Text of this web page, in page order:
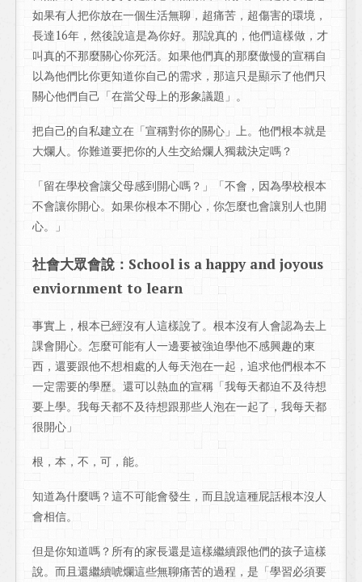
如果有人把你放在一個生活無聊，超痛苦，超傷害的環境，
長達16年，然後說這是為你好。那說真的，他們這樣做，才
叫真的不那麼關心你死活。如果他們真的那麼傲慢的宣稱自
以為他們比你更知道你自己的需求，那這只是顯示了他們只
關心他們自己「在當父母上的形象議題」。
把自己的自私建立在「宣稱對你的關心」上。他們根本就是
大爛人。你難道要把你的人生交給爛人獨裁決定嗎？
「留在學校會讓父母感到開心嗎？」「不會，因為學校根本
不會讓你開心。如果你根本不開心，你怎麼也會讓別人也開
心。」
社會大眾會說：School is a happy and joyous
enviornment to learn
事實上，根本已經沒有人這樣說了。根本沒有人會認為去上
課會開心。怎麼可能有人一邊要被強迫學他不感興趣的東
西，還要跟他不想相處的人每天泡在一起，追求他們根本不
一定需要的學歷。還可以熱血的宣稱「我每天都迫不及待想
要上學。我每天都不及待想跟那些人泡在一起了，我每天都
很開心」
根，本，不，可，能。
知道為什麼嗎？這不可能會發生，而且說這種屁話根本沒人
會相信。
但是你知道嗎？所有的家長還是這樣繼續跟他們的孩子這樣
說。而且還繼續唬爛這些無聊痛苦的過程，是「學習必須要